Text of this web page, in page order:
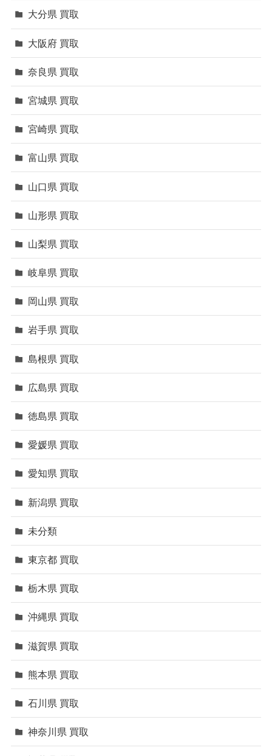
大分県 買取
大阪府 買取
奈良県 買取
宮城県 買取
宮崎県 買取
富山県 買取
山口県 買取
山形県 買取
山梨県 買取
岐阜県 買取
岡山県 買取
岩手県 買取
島根県 買取
広島県 買取
徳島県 買取
愛媛県 買取
愛知県 買取
新潟県 買取
未分類
東京都 買取
栃木県 買取
沖縄県 買取
滋賀県 買取
熊本県 買取
石川県 買取
神奈川県 買取